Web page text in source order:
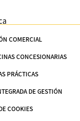
COMERCIAL
CONCESIONARIAS
PRÁCTICAS
DE GESTIÓN
COOKIES